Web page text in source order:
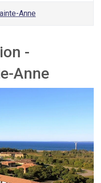
Anne
-
Anne